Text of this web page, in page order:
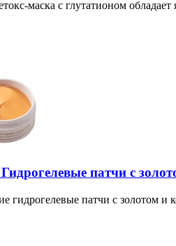
маска с глутатионом
патчи с
патчи с золотом и